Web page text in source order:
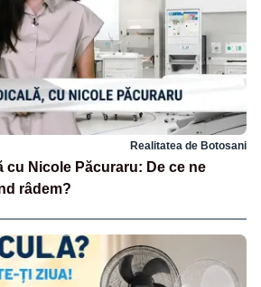
Realitatea de Botosani
cu Nicole Păcuraru: De ce ne
râdem?